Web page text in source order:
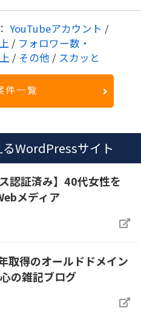
YouTubeアカウント /
/ フォロワー数・
/ その他 / スカッと
件一覧
WordPressサイト
認証済み】40代女性を
メディア
取得のオールドドメイン
の雑記ブログ